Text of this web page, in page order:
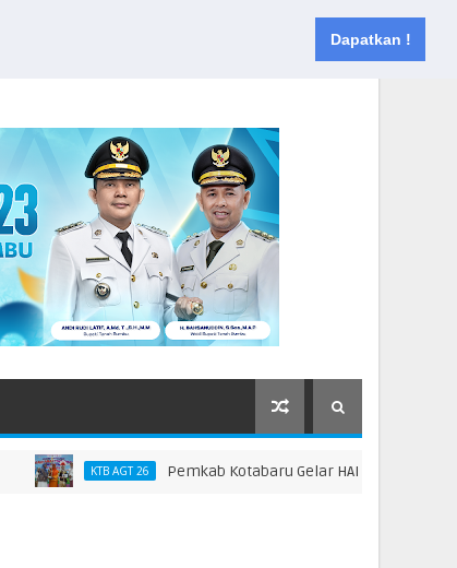
Dapatkan !
Kontak
KTB AGT 26 Pemkab Kotabaru Gelar HAN 2026, Dorong